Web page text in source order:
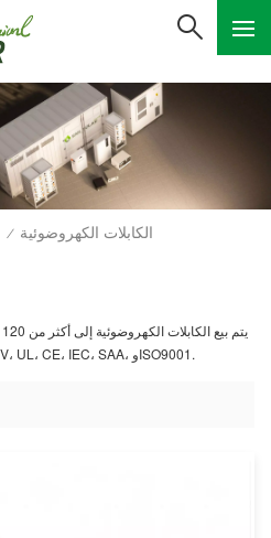
/ الكابلات الكهروضوئية
من الشهادات المحلية والدولية مثل TUV، UL، CE، IEC، SAA، وISO9001.